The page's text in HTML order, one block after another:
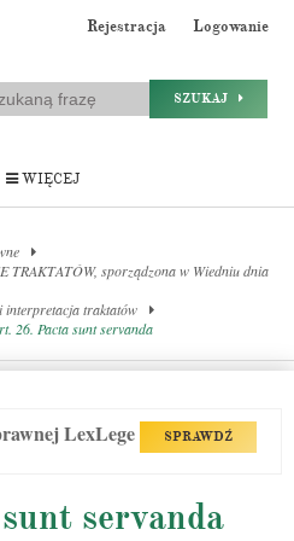
Rejestracja Logowanie
SZUKAJ
WIĘCEJ
TRAKTATÓW, sporządzona w Wiedniu dnia
interpretacja traktatów
26. Pacta sunt servanda
LexLege SPRAWDŹ
servanda